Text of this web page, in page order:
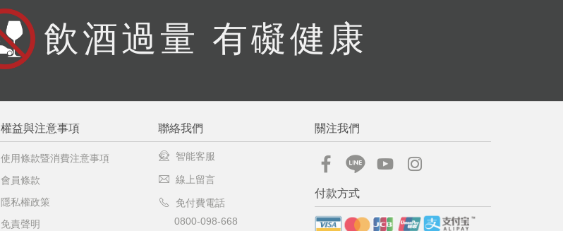
飲酒過量 有礙健康
權益與注意事項
使用條款暨消費注意事項
會員條款
隱私權政策
免責聲明
聯絡我們
智能客服
線上留言
免付費電話
0800-098-668
關注我們
付款方式